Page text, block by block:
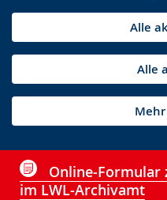
Alle
Alle
Online-Formular
im LWL-Archivamt